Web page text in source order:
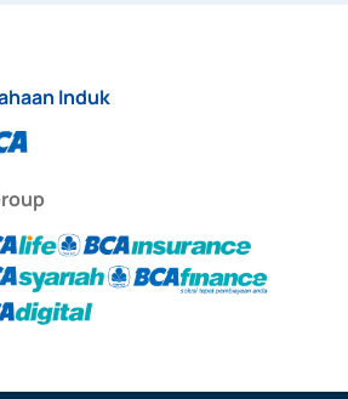
Induk